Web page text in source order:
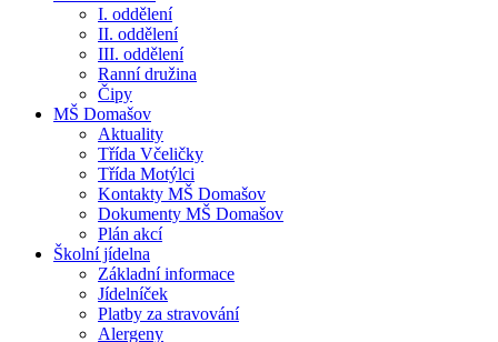
I. oddělení
II. oddělení
III. oddělení
Ranní družina
Čipy
MŠ Domašov
Aktuality
Třída Včeličky
Třída Motýlci
Kontakty MŠ Domašov
Dokumenty MŠ Domašov
Plán akcí
Školní jídelna
Základní informace
Jídelníček
Platby za stravování
Alergeny